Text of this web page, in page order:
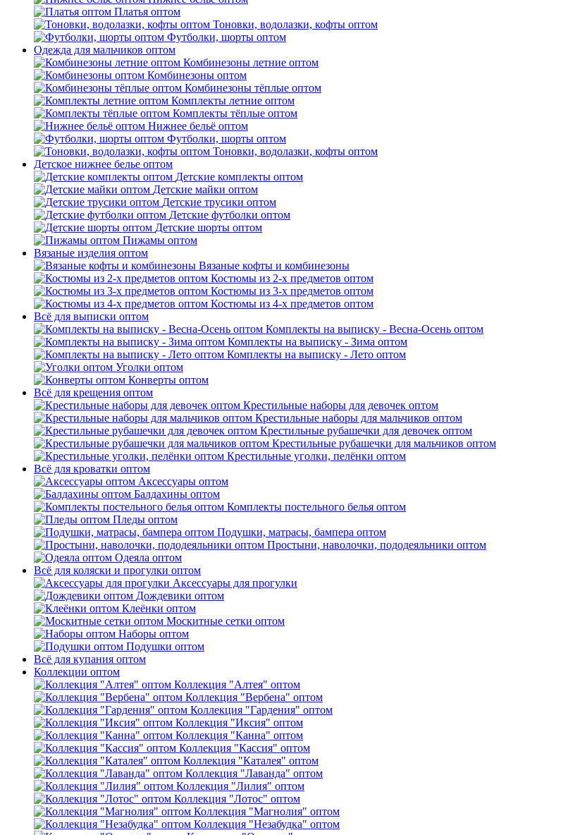
Платья оптом
Тоновки, водолазки, кофты оптом
Футболки, шорты оптом
Одежда для мальчиков оптом
Комбинезоны летние оптом
Комбинезоны оптом
Комбинезоны тёплые оптом
Комплекты летние оптом
Комплекты тёплые оптом
Нижнее бельё оптом
Футболки, шорты оптом
Тоновки, водолазки, кофты оптом
Детское нижнее белье оптом
Детские комплекты оптом
Детские майки оптом
Детские трусики оптом
Детские футболки оптом
Детские шорты оптом
Пижамы оптом
Вязаные изделия оптом
Вязаные кофты и комбинезоны
Костюмы из 2-х предметов оптом
Костюмы из 3-х предметов оптом
Костюмы из 4-х предметов оптом
Всё для выписки оптом
Комплекты на выписку - Весна-Осень оптом
Комплекты на выписку - Зима оптом
Комплекты на выписку - Лето оптом
Уголки оптом
Конверты оптом
Всё для крещения оптом
Крестильные наборы для девочек оптом
Крестильные наборы для мальчиков оптом
Крестильные рубашечки для девочек оптом
Крестильные рубашечки для мальчиков оптом
Крестильные уголки, пелёнки оптом
Всё для кроватки оптом
Аксессуары оптом
Балдахины оптом
Комплекты постельного белья оптом
Пледы оптом
Подушки, матрасы, бампера оптом
Простыни, наволочки, пододеяльники оптом
Одеяла оптом
Всё для коляски и прогулки оптом
Аксессуары для прогулки
Дождевики оптом
Клеёнки оптом
Москитные сетки оптом
Наборы оптом
Подушки оптом
Всё для купания оптом
Коллекции оптом
Коллекция "Алтея" оптом
Коллекция "Вербена" оптом
Коллекция "Гардения" оптом
Коллекция "Иксия" оптом
Коллекция "Канна" оптом
Коллекция "Кассия" оптом
Коллекция "Каталея" оптом
Коллекция "Лаванда" оптом
Коллекция "Лилия" оптом
Коллекция "Лотос" оптом
Коллекция "Магнолия" оптом
Коллекция "Незабудка" оптом